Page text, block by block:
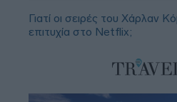
Γιατί οι σειρές του Χάρλαν
επιτυχία στο Netflix;